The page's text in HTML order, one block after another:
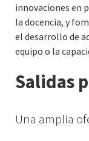
innovaciones en
la docencia, y
el desarrollo de
equipo o la
Salidas
Una amplia